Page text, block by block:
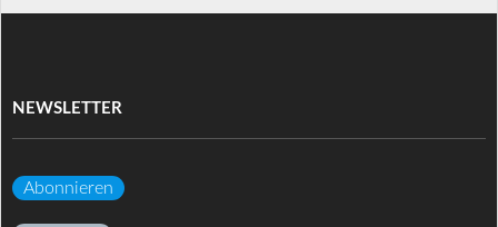
NEWSLETTER
Abonnieren